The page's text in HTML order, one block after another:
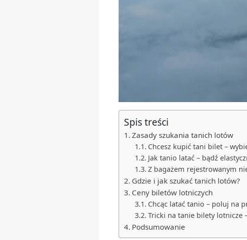
Spis treści
Zasady szukania tanich lotów
Chcesz kupić tani bilet –
Jak tanio latać – bądź
Z bagażem rejestrowanym
Gdzie i jak szukać tanich lotów?
Ceny biletów lotniczych
Chcąc latać tanio – poluj na
Tricki na tanie bilety lotnicze
Podsumowanie